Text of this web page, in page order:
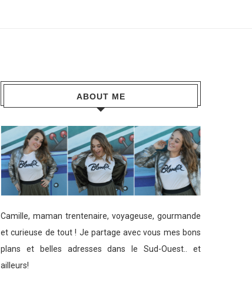
ABOUT ME
Camille, maman trentenaire, voyageuse, gourmande
et curieuse de tout ! Je partage avec vous mes bons
plans et belles adresses dans le Sud-Ouest.. et
ailleurs!